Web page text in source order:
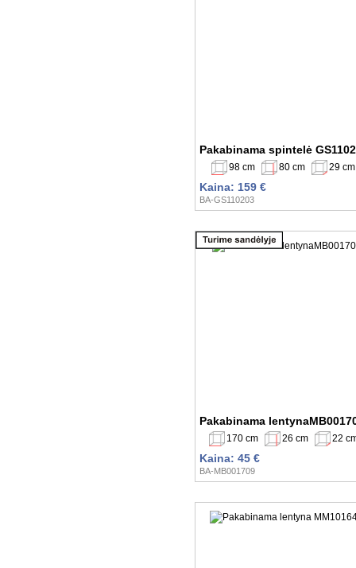
Pakabinama spintelė
98 cm 80 cm 29 cm
Kaina: 159 €
BA-GS110203
Pakabinama
170 cm 26 cm 22
Kaina: 45 €
BA-MB001709